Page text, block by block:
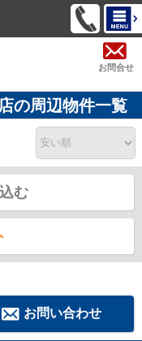
お問合せ
の周辺物件一覧
む
お問い合わせ